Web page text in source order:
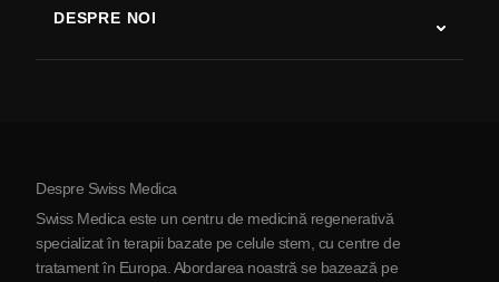
Boala Parkinson
Artrită
DESPRE NOI
Despre Serbia
Parteneriat
Despre Swiss Medica
Swiss Medica este un centru de medicină regenerativă
specializat în terapii bazate pe celule stem, cu centre de
tratament în Europa. Abordarea noastră se bazează pe